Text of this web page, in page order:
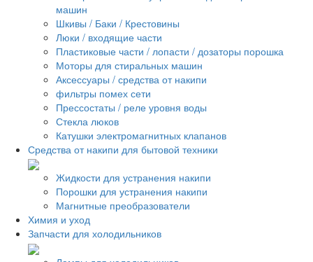
машин
Шкивы / Баки / Крестовины
Люки / входящие части
Пластиковые части / лопасти / дозаторы порошка
Моторы для стиральных машин
Аксессуары / средства от накипи
фильтры помех сети
Прессостаты / реле уровня воды
Стекла люков
Катушки электромагнитных клапанов
Средства от накипи для бытовой техники
Жидкости для устранения накипи
Порошки для устранения накипи
Магнитные преобразователи
Химия и уход
Запчасти для холодильников